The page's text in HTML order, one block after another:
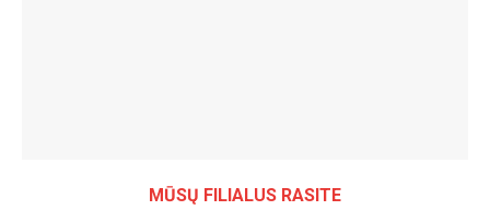
MŪSŲ FILIALUS RASITE